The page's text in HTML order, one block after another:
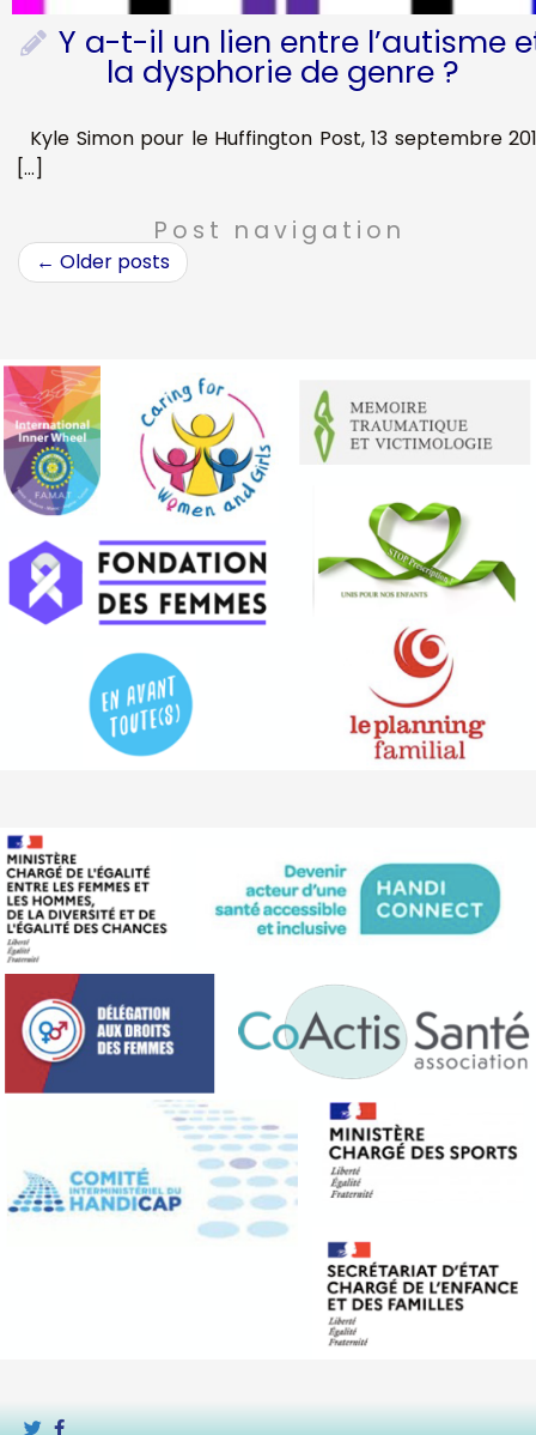
Y a-t-il un lien entre l’autisme
la dysphorie de genre ?
Kyle Simon pour le Huffington Post, 13 septembre
[…]
Post navigation
← Older posts